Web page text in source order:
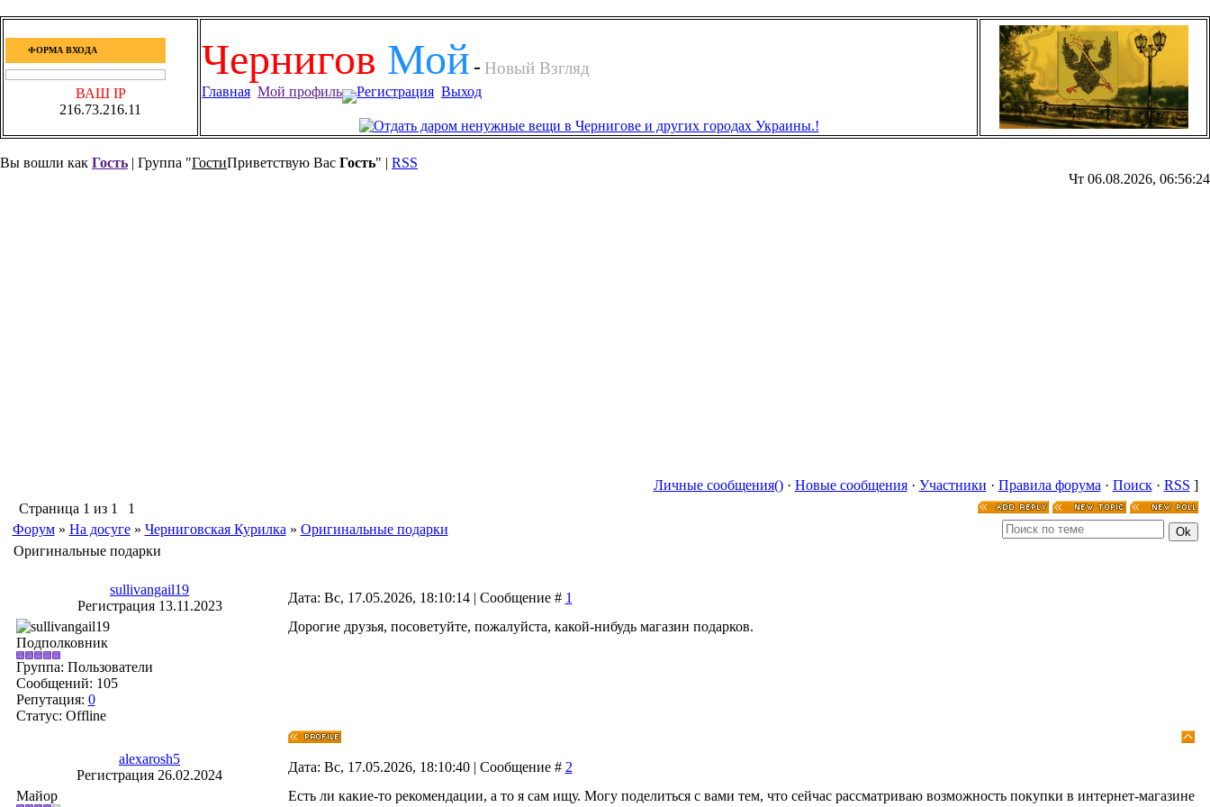
ФОРМА ВХОДА
ВАШ IP
216.73.216.11
Чернигов Мой- Новый Взгляд
Главная Мой профиль Регистрация Выход
Вы вошли как Гость | Группа "ГостиПриветствую Вас Гость" | RSS
Чт 06.08.2026, 06:56:24
Личные сообщения()· Новые сообщения· Участники · Правила форума · Поиск· RSS ]
Страница 1 из 1
1
Форум » На досуге » Черниговская Курилка » Оригинальные подарки
Оригинальные подарки
sullivangail19
Регистрация 13.11.2023
Дата: Вс, 17.05.2026, 18:10:14 | Сообщение # 1
Подполковник
Группа: Пользователи
Сообщений: 105
Репутация: 0
Статус: Offline
Дорогие друзья, посоветуйте, пожалуйста, какой-нибудь магазин подарков.
alexarosh5
Регистрация 26.02.2024
Дата: Вс, 17.05.2026, 18:10:40 | Сообщение # 2
Майор
Есть ли какие-то рекомендации, а то я сам ищу. Могу поделиться с вами тем, что сейчас рассматриваю возможность покупки в интернет-магазине